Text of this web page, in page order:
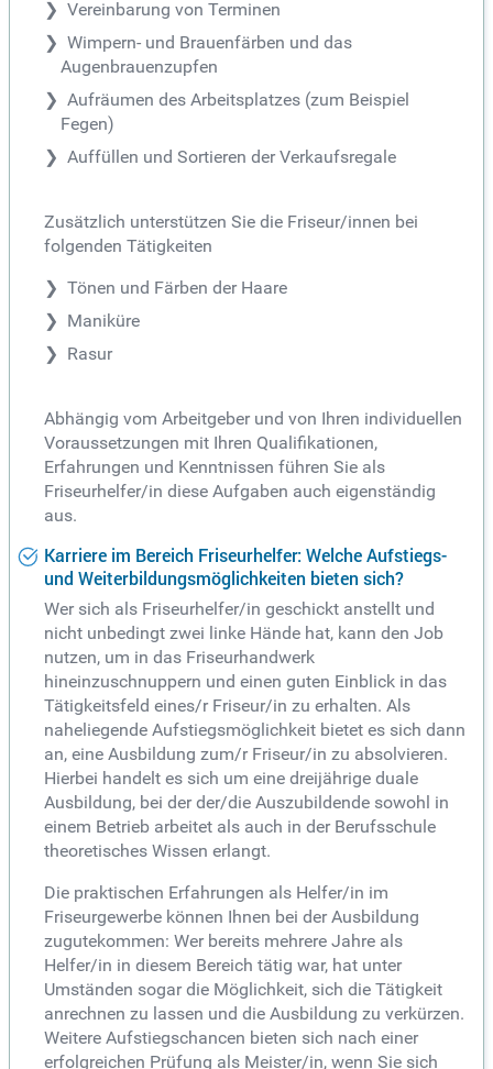
Vereinbarung von Terminen
Wimpern- und Brauenfärben und das
Augenbrauenzupfen
Aufräumen des Arbeitsplatzes (zum Beispiel
Fegen)
Auffüllen und Sortieren der Verkaufsregale
Zusätzlich unterstützen Sie die Friseur/innen bei
folgenden Tätigkeiten
Tönen und Färben der Haare
Maniküre
Rasur
Abhängig vom Arbeitgeber und von Ihren individuellen
Voraussetzungen mit Ihren Qualifikationen,
Erfahrungen und Kenntnissen führen Sie als
Friseurhelfer/in diese Aufgaben auch eigenständig
aus.
Karriere im Bereich Friseurhelfer: Welche Aufstiegs-
und Weiterbildungsmöglichkeiten bieten sich?
Wer sich als Friseurhelfer/in geschickt anstellt und
nicht unbedingt zwei linke Hände hat, kann den Job
nutzen, um in das Friseurhandwerk
hineinzuschnuppern und einen guten Einblick in das
Tätigkeitsfeld eines/r Friseur/in zu erhalten. Als
naheliegende Aufstiegsmöglichkeit bietet es sich dann
an, eine Ausbildung zum/r Friseur/in zu absolvieren.
Hierbei handelt es sich um eine dreijährige duale
Ausbildung, bei der der/die Auszubildende sowohl in
einem Betrieb arbeitet als auch in der Berufsschule
theoretisches Wissen erlangt.
Die praktischen Erfahrungen als Helfer/in im
Friseurgewerbe können Ihnen bei der Ausbildung
zugutekommen: Wer bereits mehrere Jahre als
Helfer/in in diesem Bereich tätig war, hat unter
Umständen sogar die Möglichkeit, sich die Tätigkeit
anrechnen zu lassen und die Ausbildung zu verkürzen.
Weitere Aufstiegschancen bieten sich nach einer
erfolgreichen Prüfung als Meister/in, wenn Sie sich